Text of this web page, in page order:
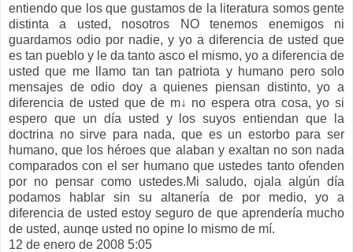
entiendo que los que gustamos de la literatura somos gente
distinta a usted, nosotros NO tenemos enemigos ni
guardamos odio por nadie, y yo a diferencia de usted que
es tan pueblo y le da tanto asco el mismo, yo a diferencia de
usted que me llamo tan tan patriota y humano pero solo
mensajes de odio doy a quienes piensan distinto, yo a
diferencia de usted que de m↓ no espera otra cosa, yo si
espero que un día usted y los suyos entiendan que la
doctrina no sirve para nada, que es un estorbo para ser
humano, que los héroes que alaban y exaltan no son nada
comparados con el ser humano que ustedes tanto ofenden
por no pensar como ustedes.Mi saludo, ojala algún día
podamos hablar sin su altanería de por medio, yo a
diferencia de usted estoy seguro de que aprendería mucho
de usted, aunqe usted no opine lo mismo de mí.
12 de enero de 2008 5:05